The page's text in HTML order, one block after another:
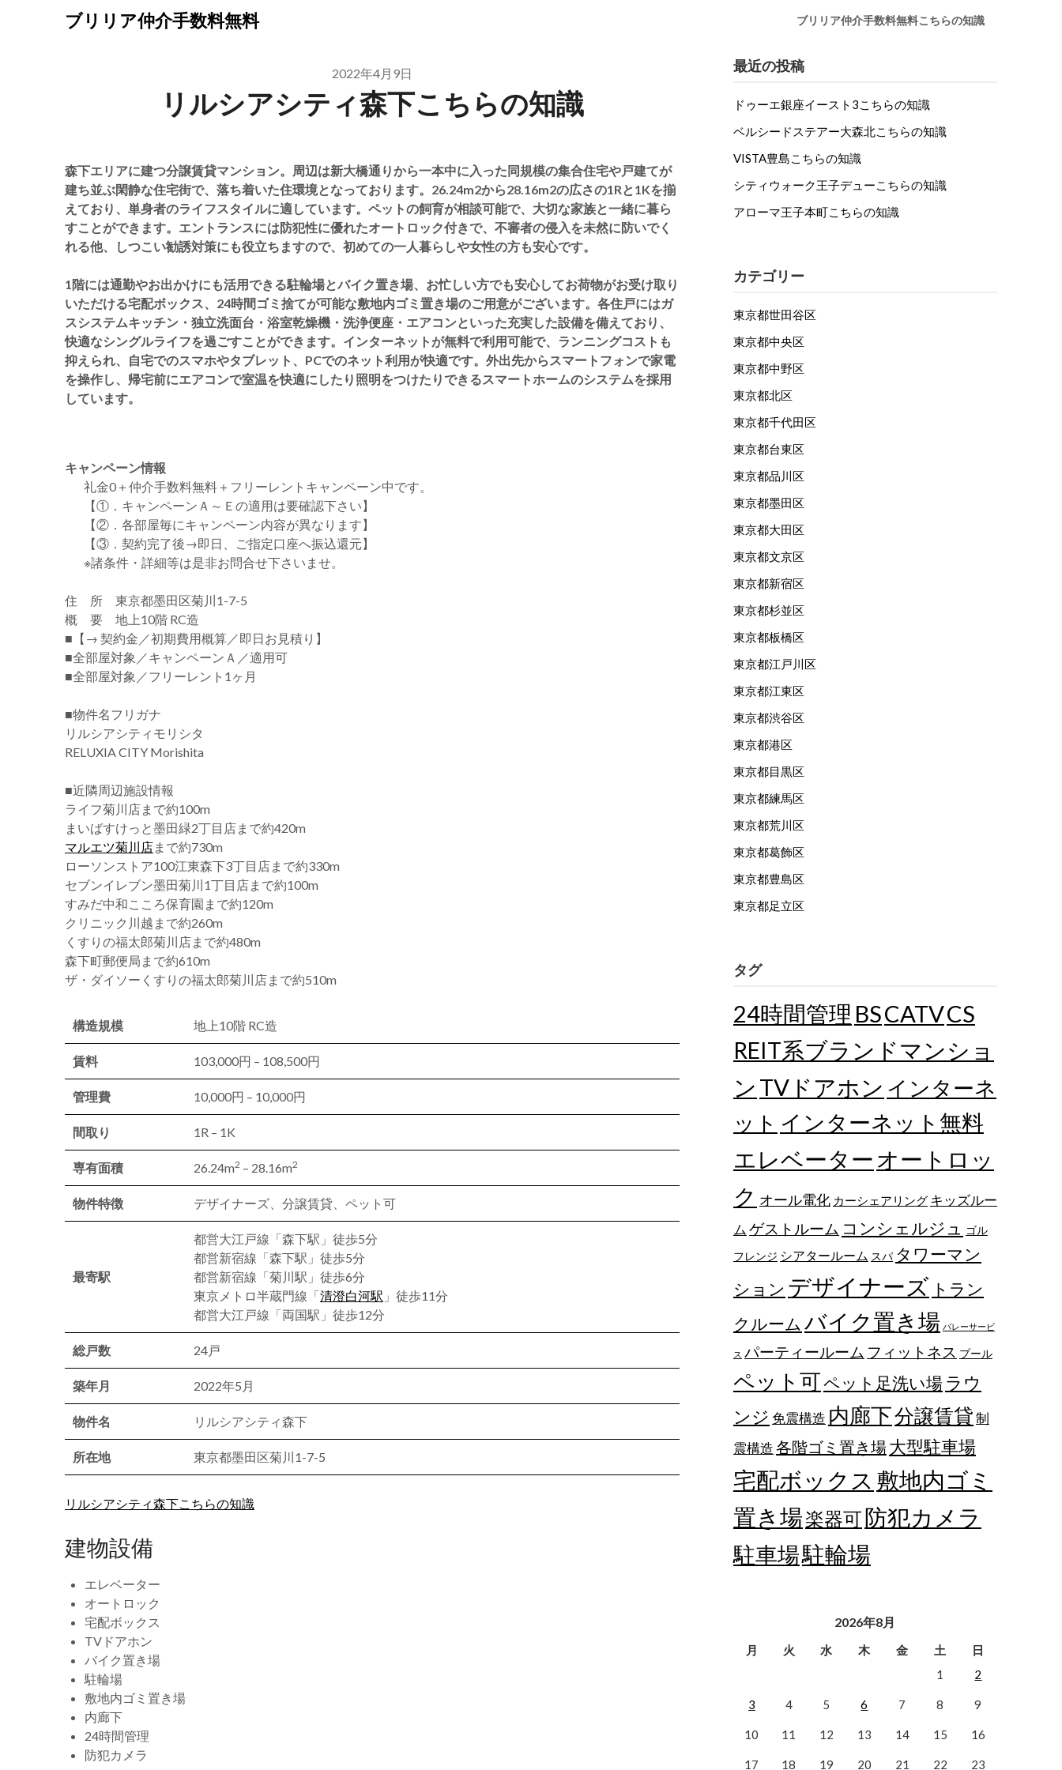
ブリリア仲介手数料無料 ブリリア仲介手数料無料こちらの知識
2022年4月9日
リルシアシティ森下こちらの知識
森下エリアに建つ分譲賃貸マンション。周辺は新大橋通りから一本中に入った同規模の集合住宅や戸建てが
建ち並ぶ閑静な住宅街で、落ち着いた住環境となっております。26.24m2から28.16m2の広さの1Rと1Kを揃
えており、単身者のライフスタイルに適しています。ペットの飼育が相談可能で、大切な家族と一緒に暮ら
すことができます。エントランスには防犯性に優れたオートロック付きで、不審者の侵入を未然に防いでく
れる他、しつこい勧誘対策にも役立ちますので、初めての一人暮らしや女性の方も安心です。
1階には通勤やお出かけにも活用できる駐輪場とバイク置き場、お忙しい方でも安心してお荷物がお受け取り
いただける宅配ボックス、24時間ゴミ捨てが可能な敷地内ゴミ置き場のご用意がございます。各住戸にはガ
スシステムキッチン・独立洗面台・浴室乾燥機・洗浄便座・エアコンといった充実した設備を備えており、
快適なシングルライフを過ごすことができます。インターネットが無料で利用可能で、ランニングコストも
抑えられ、自宅でのスマホやタブレット、PCでのネット利用が快適です。外出先からスマートフォンで家電
を操作し、帰宅前にエアコンで室温を快適にしたり照明をつけたりできるスマートホームのシステムを採用
しています。
キャンペーン情報
礼金0 ＋仲介手数料無料 ＋ フリーレント キャンペーン中です。
【①．キャンペーンＡ～Ｅの適用は要確認下さい】
【②．各部屋毎にキャンペーン内容が異なります】
【③．契約完了後→即日、ご指定口座へ振込還元】
※諸条件・詳細等は是非お問合せ下さいませ。
住 所 東京都墨田区菊川1-7-5
概 要 地上10階 RC造
■【→ 契約金／初期費用概算／即日お見積り】
■全部屋対象／キャンペーンＡ／適用可
■全部屋対象／フリーレント1ヶ月
■物件名フリガナ
リルシアシティモリシタ
RELUXIA CITY Morishita
■近隣周辺施設情報
ライフ菊川店まで約100m
まいばすけっと墨田緑2丁目店まで約420m
マルエツ菊川店まで約730m
ローソンストア100江東森下3丁目店まで約330m
セブンイレブン墨田菊川1丁目店まで約100m
すみだ中和こころ保育園まで約120m
クリニック川越まで約260m
くすりの福太郎菊川店まで約480m
森下町郵便局まで約610m
ザ・ダイソーくすりの福太郎菊川店まで約510m
構造規模 地上10階 RC造
賃料 103,000円 – 108,500円
管理費 10,000円 – 10,000円
間取り 1R – 1K
専有面積 26.24m2 – 28.16m2
物件特徴 デザイナーズ、分譲賃貸、ペット可
最寄駅
都営大江戸線「森下駅」徒歩5分
都営新宿線「森下駅」徒歩5分
都営新宿線「菊川駅」徒歩6分
東京メトロ半蔵門線「清澄白河駅 」徒歩11分
都営大江戸線「両国駅」徒歩12分
総戸数 24戸
築年月 2022年5月
物件名 リルシアシティ森下
所在地 東京都墨田区菊川1-7-5
リルシアシティ森下こちらの知識
建物設備
エレベーター
オートロック
宅配ボックス
TVドアホン
バイク置き場
駐輪場
敷地内ゴミ置き場
内廊下
24時間管理
防犯カメラ
最近の投稿
ドゥーエ銀座イースト3こちらの知識
ベルシードステアー大森北こちらの知識
VISTA豊島こちらの知識
シティウォーク王子デューこちらの知識
アローマ王子本町こちらの知識
カテゴリー
東京都世田谷区
東京都中央区
東京都中野区
東京都北区
東京都千代田区
東京都台東区
東京都品川区
東京都墨田区
東京都大田区
東京都文京区
東京都新宿区
東京都杉並区
東京都板橋区
東京都江戸川区
東京都江東区
東京都渋谷区
東京都港区
東京都目黒区
東京都練馬区
東京都荒川区
東京都葛飾区
東京都豊島区
東京都足立区
タグ
24時間管理 BSCATVCS
REIT系ブランドマンショ
ン TVドアホン インターネ
ット インターネット無料
エレベーター オートロッ
ク オール電化 カーシェアリング キッズルー
ム ゲストルーム コンシェルジュ
ゴル
フレンジ シアタールーム スパ タワーマン
ション デザイナーズ トラン
クルーム バイク置き場 バレーサービ
ス パーティールーム フィットネス プール
ペット可ペット足洗い場 ラウ
ンジ 免震構造 内廊下分譲賃貸制
震構造各階ゴミ置き場大型駐車場
宅配ボックス 敷地内ゴミ
置き場楽器可防犯カメラ
駐車場駐輪場
2026年8月
月 火 水 木 金 土
日
1
2
3 4 5 6 7 8 9
10 11 12 13 14 15 16
17 18 19 20 21 22 23